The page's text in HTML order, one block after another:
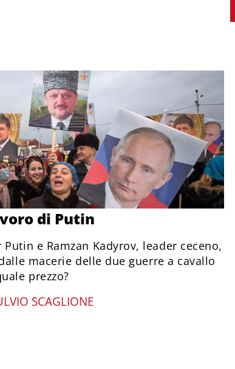
di Putin
e Ramzan Kadyrov, leader ceceno,
macerie delle due guerre a cavallo
prezzo?
SCAGLIONE